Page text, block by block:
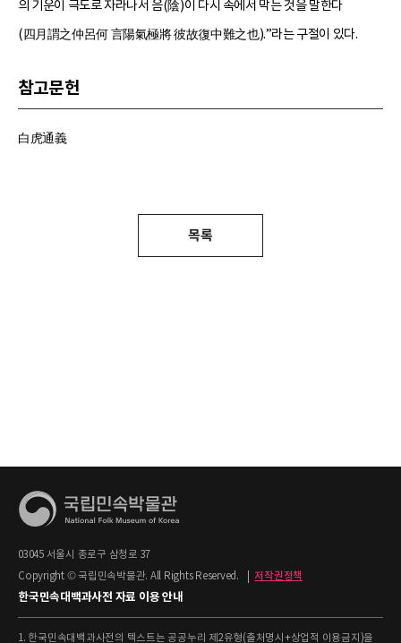
의 기운이 극도로 자라나서 음(陰)이 다시 속에서 막는 것을 말한다
(四月謂之仲呂何 言陽氣極將 彼故復中難之也).”라는 구절이 있다.
참고문헌
白虎通義
목록
03045 서울시 종로구 삼청로 37
Copyright © 국립민속박물관. All Rights Reserved.
저작권정책
한국민속대백과사전 자료 이용 안내
1. 한국민속대백과사전의 텍스트는 공공누리 제2유형(출처명시+상업적 이용금지)을